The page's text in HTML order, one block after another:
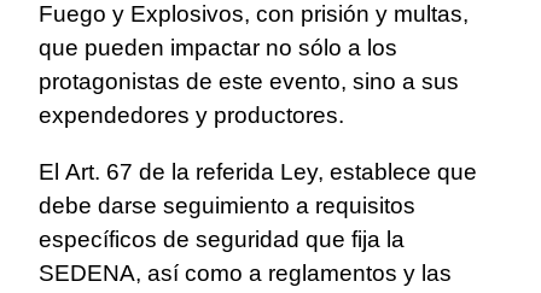
Fuego y Explosivos, con prisión y multas,
que pueden impactar no sólo a los
protagonistas de este evento, sino a sus
expendedores y productores.
El Art. 67 de la referida Ley, establece que
debe darse seguimiento a requisitos
específicos de seguridad que fija la
SEDENA, así como a reglamentos y las